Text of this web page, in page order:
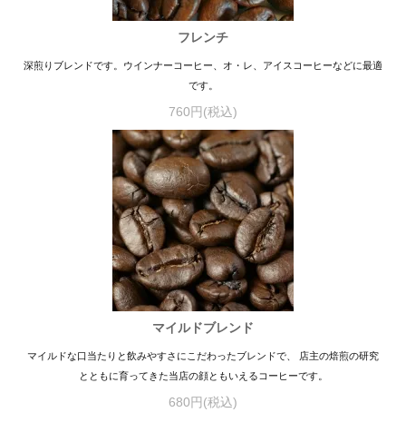
フレンチ
深煎りブレンドです。ウインナーコーヒー、オ・レ、アイスコーヒーなどに最適
です。
760円(税込)
マイルドブレンド
マイルドな口当たりと飲みやすさにこだわったブレンドで、 店主の焙煎の研究
とともに育ってきた当店の顔ともいえるコーヒーです。
680円(税込)